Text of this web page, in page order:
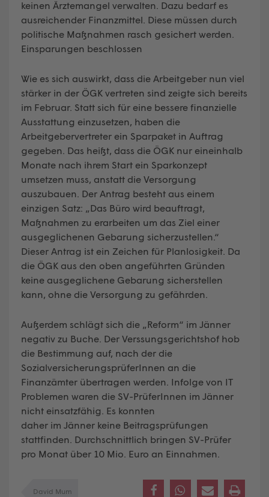
keinen Ärztemangel verwalten. Dazu bedarf es
ausreichender Finanzmittel. Diese müssen durch
politische Maßnahmen rasch gesichert werden.
Einsparungen beschlossen
Wie es sich auswirkt, dass die Arbeitgeber nun viel
stärker in der ÖGK vertreten sind zeigte sich bereits
im Februar. Statt sich für eine bessere finanzielle
Ausstattung einzusetzen, haben die
Arbeitgebervertreter ein Sparpaket in Auftrag
gegeben. Das heißt, dass die ÖGK nur eineinhalb
Monate nach ihrem Start ein Sparkonzept
umsetzen muss, anstatt die Versorgung
auszubauen. Der Antrag besteht aus einem
einzigen Satz: „Das Büro wird beauftragt,
Maßnahmen zu erarbeiten um das Ziel einer
ausgeglichenen Gebarung sicherzustellen.“
Dieser Antrag ist ein Zeichen für Planlosigkeit. Da
die ÖGK aus den oben angeführten Gründen
keine ausgeglichene Gebarung sicherstellen
kann, ohne die Versorgung zu gefährden.
Außerdem schlägt sich die „Reform“ im Jänner
negativ zu Buche. Der Verssungsgerichtshof hob
die Bestimmung auf, nach der die
SozialversicherungsprüferInnen an die
Finanzämter übertragen werden. Infolge von IT
Problemen waren die SV-PrüferInnen im Jänner
nicht einsatzfähig. Es konnten
daher im Jänner keine Beitragsprüfungen
stattfinden. Durchschnittlich bringen SV-Prüfer
pro Monat über 10 Mio. Euro an Einnahmen.
David Mum